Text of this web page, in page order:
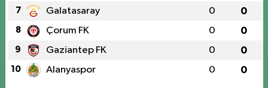
7 Galatasaray 0 0
8 Çorum FK 0 0
9 Gaziantep FK 0 0
10 Alanyaspor 0 0